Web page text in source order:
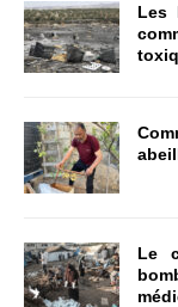
Les
Le